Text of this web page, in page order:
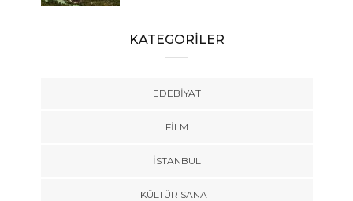
KATEGORİLER
EDEBIYAT
FILM
İSTANBUL
KÜLTÜR SANAT